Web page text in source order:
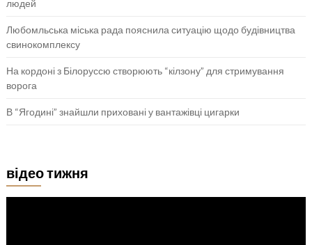
людей
Любомльська міська рада пояснила ситуацію щодо будівництва
свинокомплексу
На кордоні з Білоруссю створюють “кілзону” для стримування
ворога
В “Ягодині” знайшли приховані у вантажівці цигарки
відео тижня